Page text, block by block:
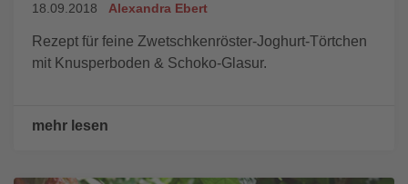
18.09.2018 Alexandra Ebert
Rezept für feine Zwetschkenröster-Joghurt-Törtchen
mit Knusperboden & Schoko-Glasur.
mehr lesen